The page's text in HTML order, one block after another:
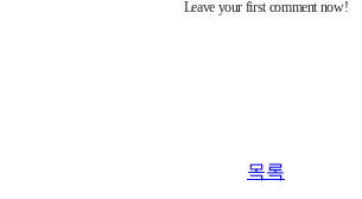
목록